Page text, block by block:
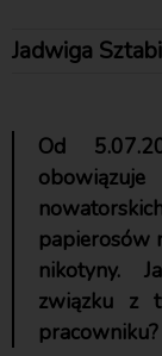
Jadwiga
Od
papierosów
nikotyny.
związku z
pracowniku?